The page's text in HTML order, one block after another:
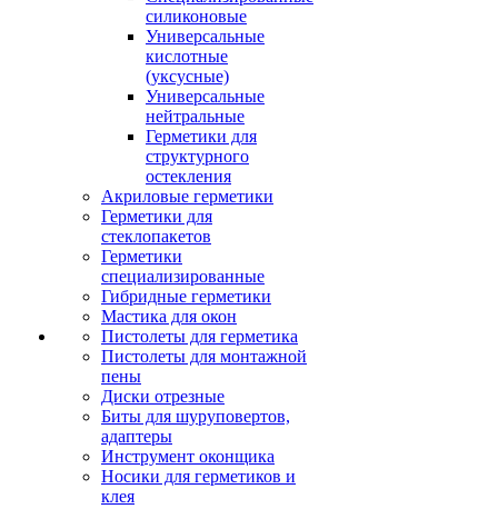
силиконовые
Универсальные
кислотные
(уксусные)
Универсальные
нейтральные
Герметики для
структурного
остекления
Акриловые герметики
Герметики для
стеклопакетов
Герметики
специализированные
Гибридные герметики
Мастика для окон
Пистолеты для герметика
Пистолеты для монтажной
пены
Диски отрезные
Биты для шуруповертов,
адаптеры
Инструмент оконщика
Носики для герметиков и
клея